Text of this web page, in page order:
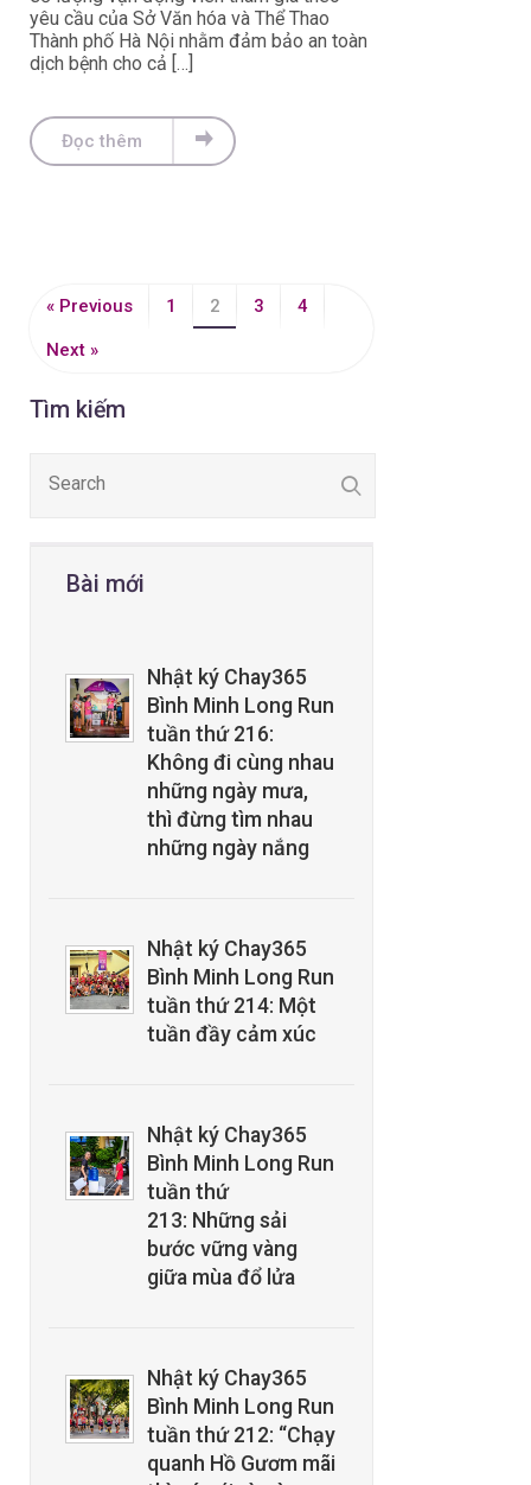
yêu cầu của Sở Văn hóa và Thể Thao
Thành phố Hà Nội nhằm đảm bảo an toàn
dịch bệnh cho cả […]
Đọc thêm
« Previous 1 2 3 4
Next »
Tìm kiếm
Bài mới
Nhật ký Chay365
Bình Minh Long Run
tuần thứ 216:
Không đi cùng nhau
những ngày mưa,
thì đừng tìm nhau
những ngày nắng
Nhật ký Chay365
Bình Minh Long Run
tuần thứ 214: Một
tuần đầy cảm xúc
Nhật ký Chay365
Bình Minh Long Run
tuần thứ
213: Những sải
bước vững vàng
giữa mùa đổ lửa
Nhật ký Chay365
Bình Minh Long Run
tuần thứ 212: “Chạy
quanh Hồ Gươm mãi